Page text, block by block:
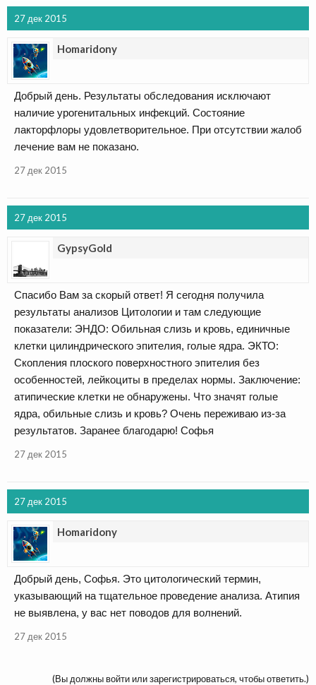
27 дек 2015
Homaridony
Добрый день. Результаты обследования исключают
наличие урогенитальных инфекций. Состояние
лакторфлоры удовлетворительное. При отсутствии жалоб
лечение вам не показано.
27 дек 2015
27 дек 2015
GypsyGold
Спасибо Вам за скорый ответ! Я сегодня получила
результаты анализов Цитологии и там следующие
показатели: ЭНДО: Обильная слизь и кровь, единичные
клетки цилиндрического эпителия, голые ядра. ЭКТО:
Скопления плоского поверхностного эпителия без
особенностей, лейкоциты в пределах нормы. Заключение:
атипические клетки не обнаружены. Что значят голые
ядра, обильные слизь и кровь? Очень переживаю из-за
результатов. Заранее благодарю! Софья
27 дек 2015
27 дек 2015
Homaridony
Добрый день, Софья. Это цитологический термин,
указывающий на тщательное проведение анализа. Атипия
не выявлена, у вас нет поводов для волнений.
27 дек 2015
(Вы должны войти или зарегистрироваться, чтобы ответить.)